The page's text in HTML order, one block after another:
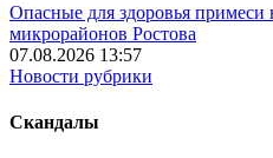
Опасные для здоровья примеси
микрорайонов Ростова
07.08.2026 13:57
Новости рубрики
Скандалы